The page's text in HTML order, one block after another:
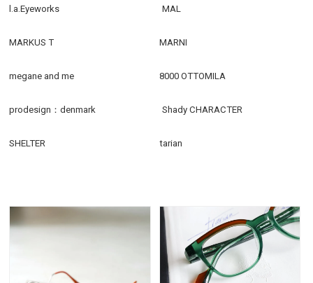
l.a.Eyeworks MAL
MARKUS T MARNI
megane and me 8000 OTTOMILA
prodesign：denmark Shady CHARACTER
SHELTER tarian